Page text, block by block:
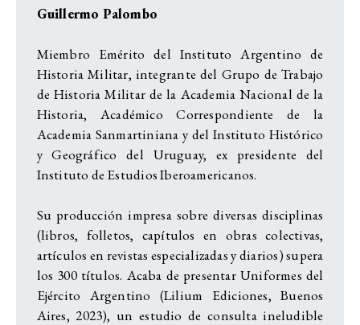
Guillermo Palombo
Miembro Emérito del Instituto Argentino de
Historia Militar, integrante del Grupo de Trabajo
de Historia Militar de la Academia Nacional de la
Historia, Académico Correspondiente de la
Academia Sanmartiniana y del Instituto Histórico
y Geográfico del Uruguay, ex presidente del
Instituto de Estudios Iberoamericanos.
Su producción impresa sobre diversas disciplinas
(libros, folletos, capítulos en obras colectivas,
artículos en revistas especializadas y diarios) supera
los 300 títulos. Acaba de presentar Uniformes del
Ejército Argentino (Lilium Ediciones, Buenos
Aires, 2023), un estudio de consulta ineludible